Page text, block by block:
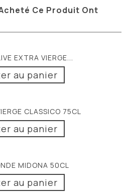
Ce Produit Ont
EXTRA VIERGE...
au panier
CLASSICO 75CL
au panier
MIDONA 50CL
au panier